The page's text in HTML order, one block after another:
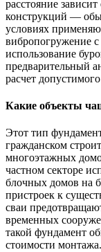
расстояние
конструкций —
условиях
вибропогружение
использование
предварительный
расчет
Какие объекты
Этот тип
гражданском
многоэтажных
частном секторе
блочных домов на
пристроек к
сваи
временных
такой фундамент
стоимости монтажа.